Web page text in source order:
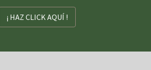
¡ HAZ CLICK AQUÍ !